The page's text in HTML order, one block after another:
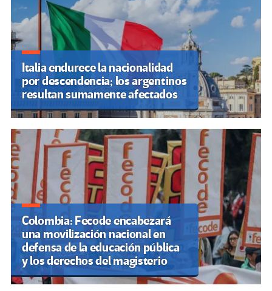
Italia endurece la nacionalidad
por descendencia; los argentinos
resultan sumamente afectados
Colombia: Fecode encabezará
una movilización nacional en
defensa de la educación pública
y los derechos del magisterio